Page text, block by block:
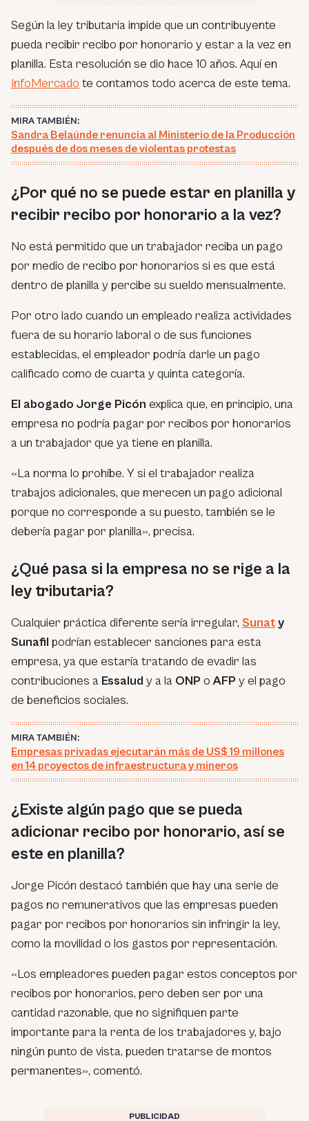
Según la ley tributaria impide que un contribuyente
pueda recibir recibo por honorario y estar a la vez en
planilla. Esta resolución se dio hace 10 años. Aquí en
InfoMercado te contamos todo acerca de este tema.
MIRA TAMBIÉN:
Sandra Belaúnde renuncia al Ministerio de la Producción
después de dos meses de violentas protestas
¿Por qué no se puede estar en planilla y
recibir recibo por honorario a la vez?
No está permitido que un trabajador reciba un pago
por medio de recibo por honorarios si es que está
dentro de planilla y percibe su sueldo mensualmente.
Por otro lado cuando un empleado realiza actividades
fuera de su horario laboral o de sus funciones
establecidas, el empleador podría darle un pago
calificado como de cuarta y quinta categoría.
El abogado Jorge Picón explica que, en principio, una
empresa no podría pagar por recibos por honorarios
a un trabajador que ya tiene en planilla.
«La norma lo prohíbe. Y si el trabajador realiza
trabajos adicionales, que merecen un pago adicional
porque no corresponde a su puesto, también se le
debería pagar por planilla», precisa.
¿Qué pasa si la empresa no se rige a la
ley tributaria?
Cualquier práctica diferente sería irregular, Sunaty
Sunafil podrían establecer sanciones para esta
empresa, ya que estaría tratando de evadir las
contribuciones a Essalud y a la ONP oAFP y el pago
de beneficios sociales.
MIRA TAMBIÉN:
Empresas privadas ejecutarán más de US$ 19 millones
en 14 proyectos de infraestructura y mineros
¿Existe algún pago que se pueda
adicionar recibo por honorario, así se
este en planilla?
Jorge Picón destacó también que hay una serie de
pagos no remunerativos que las empresas pueden
pagar por recibos por honorarios sin infringir la ley,
como la movilidad o los gastos por representación.
«Los empleadores pueden pagar estos conceptos por
recibos por honorarios, pero deben ser por una
cantidad razonable, que no signifiquen parte
importante para la renta de los trabajadores y, bajo
ningún punto de vista, pueden tratarse de montos
permanentes», comentó.
PUBLICIDAD